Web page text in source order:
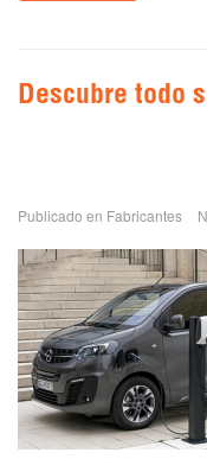
Descubre todo
Publicado en Fabricantes